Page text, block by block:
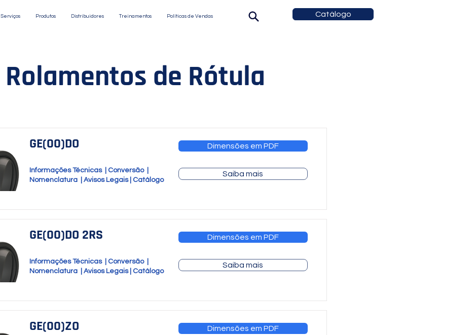
Serviços Produtos Distribuidores Treinamentos Políticas de Vendas Catálogo
Rolamentos de Rótula
GE(00)DO
Informações Técnicas Conversão
Nomenclatura
Avisos Legais Catálogo
Dimensões em PDF
Saiba mais
GE(00)DO 2RS
Informações Técnicas Conversão
Nomenclatura
Avisos Legais Catálogo
Dimensões em PDF
Saiba mais
GE(00)ZO Dimensões em PDF